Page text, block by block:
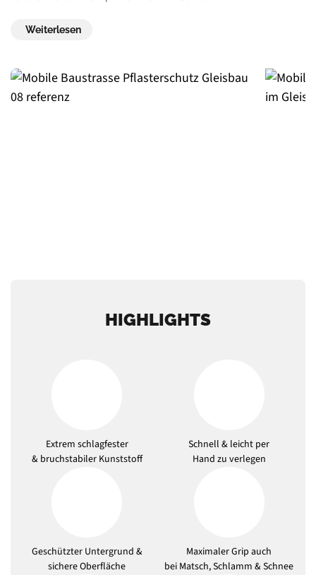
Weiterlesen
HIGHLIGHTS
Extrem schlagfester
& bruchstabiler Kunststoff
Schnell & leicht per
Hand zu verlegen
Geschützter Untergrund &
sichere Oberfläche
Maximaler Grip auch
bei Matsch, Schlamm & Schnee